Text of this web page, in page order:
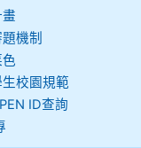
機制
校園規範
ID查詢